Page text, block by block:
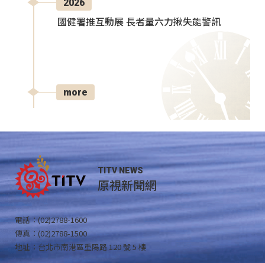
2026
國健署推互動展 長者量六力揪失能警訊
more
TITV NEWS
原視新聞網
電話：(02)2788-1600
傳真：(02)2788-1500
地址：台北市南港區重陽路 120 號 5 樓